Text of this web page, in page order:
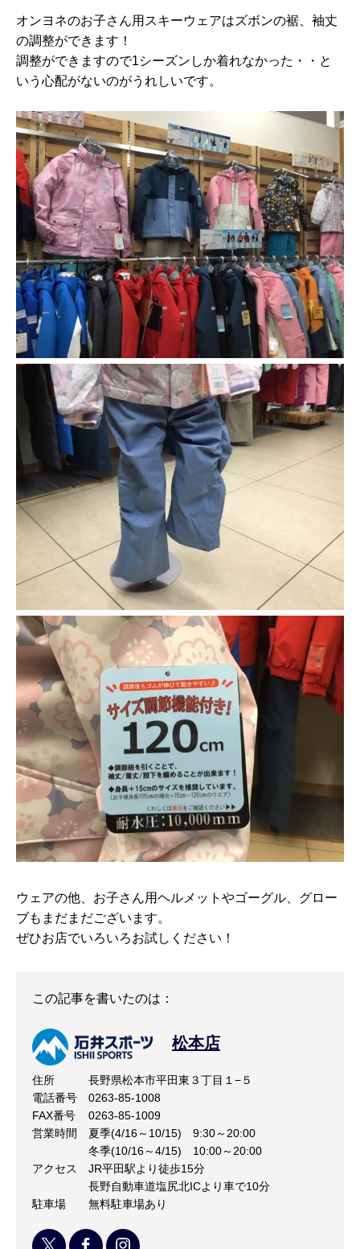
オンヨネのお子さん用スキーウェアはズボンの裾、袖丈
の調整ができます！
調整ができますので1シーズンしか着れなかった・・と
いう心配がないのがうれしいです。
ウェアの他、お子さん用ヘルメットやゴーグル、グロー
ブもまだまだございます。
ぜひお店でいろいろお試しください！
この記事を書いたのは：
松本店
住所
長野県松本市平田東３丁目１−５
電話番号
0263-85-1008
FAX番号
0263-85-1009
営業時間
夏季(4/16～10/15) 9:30～20:00
冬季(10/16～4/15) 10:00～20:00
アクセス
JR平田駅より徒歩15分
長野自動車道塩尻北ICより車で10分
駐車場
無料駐車場あり